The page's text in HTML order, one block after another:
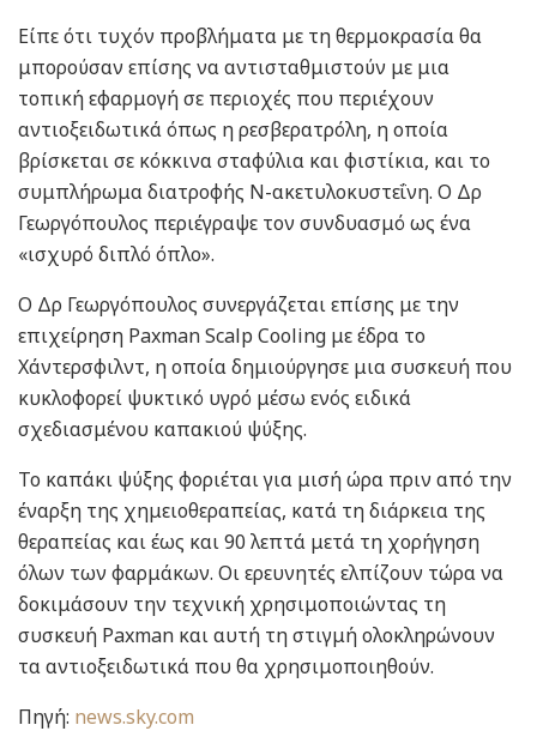
Είπε ότι τυχόν προβλήματα με τη θερμοκρασία θα
μπορούσαν επίσης να αντισταθμιστούν με μια
τοπική εφαρμογή σε περιοχές που περιέχουν
αντιοξειδωτικά όπως η ρεσβερατρόλη, η οποία
βρίσκεται σε κόκκινα σταφύλια και φιστίκια, και το
συμπλήρωμα διατροφής Ν-ακετυλοκυστεΐνη. Ο Δρ
Γεωργόπουλος περιέγραψε τον συνδυασμό ως ένα
«ισχυρό διπλό όπλο».
Ο Δρ Γεωργόπουλος συνεργάζεται επίσης με την
επιχείρηση Paxman Scalp Cooling με έδρα το
Χάντερσφιλντ, η οποία δημιούργησε μια συσκευή που
κυκλοφορεί ψυκτικό υγρό μέσω ενός ειδικά
σχεδιασμένου καπακιού ψύξης.
Το καπάκι ψύξης φοριέται για μισή ώρα πριν από την
έναρξη της χημειοθεραπείας, κατά τη διάρκεια της
θεραπείας και έως και 90 λεπτά μετά τη χορήγηση
όλων των φαρμάκων. Οι ερευνητές ελπίζουν τώρα να
δοκιμάσουν την τεχνική χρησιμοποιώντας τη
συσκευή Paxman και αυτή τη στιγμή ολοκληρώνουν
τα αντιοξειδωτικά που θα χρησιμοποιηθούν.
Πηγή: news.sky.com